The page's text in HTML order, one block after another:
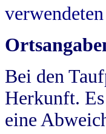
Bei den
Herkunft.
eine